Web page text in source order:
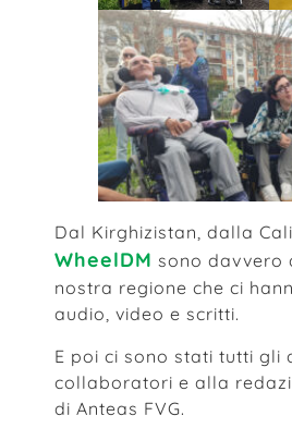
Dal Kirghizistan, dalla
WheelDM sono davvero
nostra regione che ci
audio, video e scritti.
E poi ci sono stati tutti gli
collaboratori e alla
di Anteas FVG.